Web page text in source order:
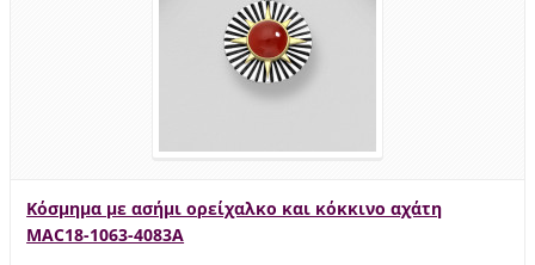
Κόσμημα με ασήμι ορείχαλκο και κόκκινο αχάτη
MAC18-1063-4083A